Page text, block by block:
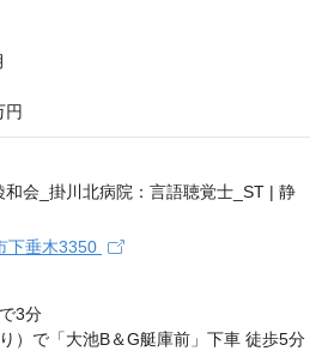
円
下垂木3350
3分
）で「大池B＆G艇庫前」下車 徒歩5分